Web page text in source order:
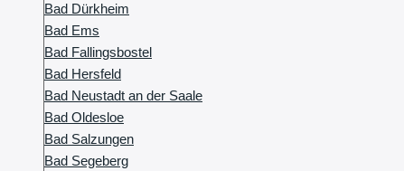
Bad Dürkheim
Bad Ems
Bad Fallingsbostel
Bad Hersfeld
Bad Neustadt an der Saale
Bad Oldesloe
Bad Salzungen
Bad Segeberg